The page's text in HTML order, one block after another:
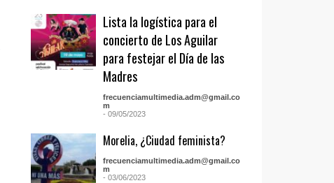
Lista la logística para el
concierto de Los Aguilar
para festejar el Día de las
Madres
frecuenciamultimedia.adm@gmail.co
m
- 09/05/2023
Morelia, ¿Ciudad feminista?
frecuenciamultimedia.adm@gmail.co
m
- 03/06/2023